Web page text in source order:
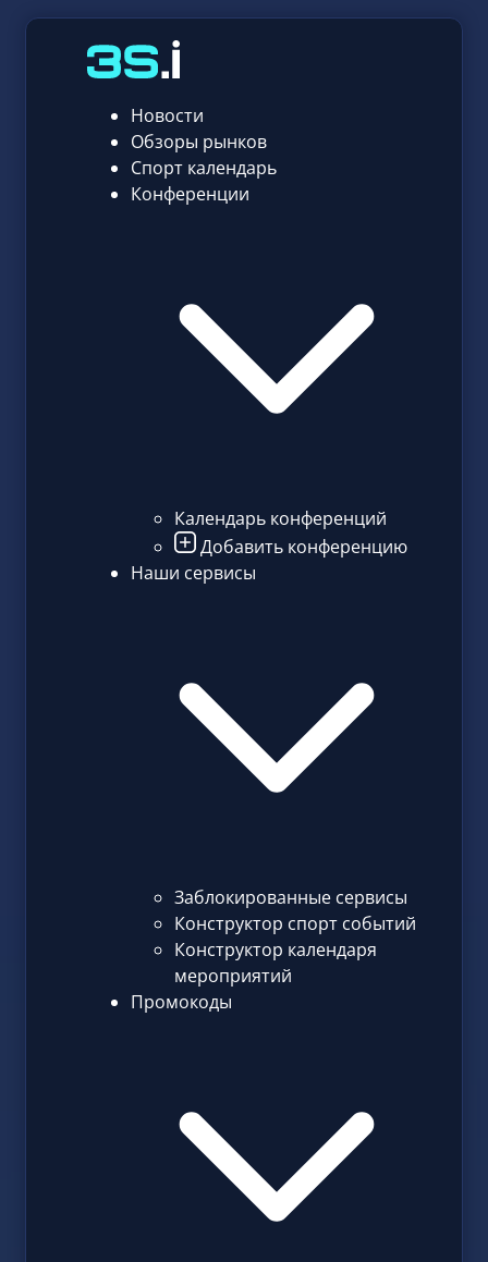
Новости
Обзоры рынков
Спорт календарь
Конференции
Календарь конференций
Добавить конференцию
Наши сервисы
Заблокированные сервисы
Конструктор спорт событий
Конструктор календаря
мероприятий
Промокоды